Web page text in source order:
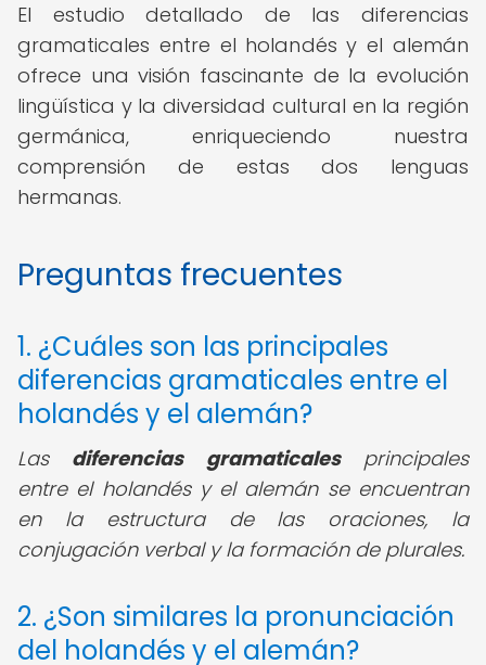
El estudio detallado de las diferencias
gramaticales entre el holandés y el alemán
ofrece una visión fascinante de la evolución
lingüística y la diversidad cultural en la región
germánica, enriqueciendo nuestra
comprensión de estas dos lenguas
hermanas.
Preguntas frecuentes
1. ¿Cuáles son las principales
diferencias gramaticales entre el
holandés y el alemán?
Las diferencias gramaticalesprincipales
entre el holandés y el alemán se encuentran
en la estructura de las oraciones, la
conjugación verbal y la formación de plurales.
2. ¿Son similares la pronunciación
del holandés y el alemán?